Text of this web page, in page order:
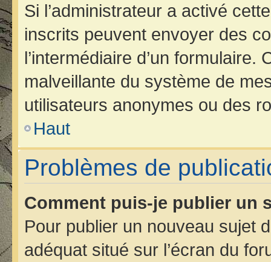
Si l’administrateur a activé
inscrits peuvent envoyer des
l’intermédiaire d’un
malveillante du système de
utilisateurs anonymes ou des
Haut
Problèmes de
Comment puis-je publier un
Pour publier un nouveau sujet
adéquat situé sur l’écran du